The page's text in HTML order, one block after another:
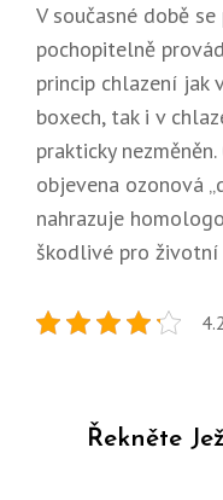
V současné době se
pochopitelně
princip chlazení jak
boxech, tak i v
prakticky
objevena ozonová
nahrazuje
škodlivé pro
Řekněte